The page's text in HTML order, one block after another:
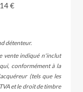
€
détenteur.
vente indiqué n'inclut
conformément à la
(tels que les
et le droit de timbre